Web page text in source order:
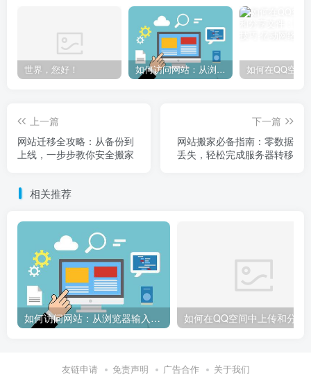
世界，您好！ 如何访问网站：从浏览器输入到页面加载的完整步骤详解
上一篇
网站迁移全攻略：从备份到
上线，一步步教你安全搬家
下一篇
网站搬家必备指南：零数据
丢失，轻松完成服务器转移
相关推荐
如何访问网站：从浏览器输入到页面加载的完整步骤详解
友链申请 免责声明 广告合作 关于我们